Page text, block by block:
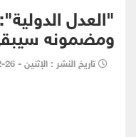
"العدل
ومضمونه
تاريخ النشر : الإثنين - 26-2-2024 - 9:40 PM